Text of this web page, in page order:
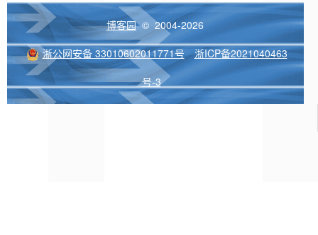
博客园© 2004-2026
浙公网安备 33010602011771号
浙ICP备2021040463
号-3